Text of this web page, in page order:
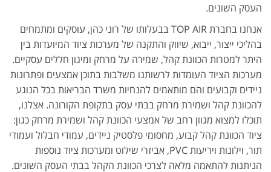
העסק השונים.
אנחנו בחברת TOP AIR בבעלותו של רוני כהן, עוסקים ומתמחים
בהליכי ייצור, ייבוא, שיווק והתקנה של מערכות ציוד המיועדות בין
היתר למטרות הכוונת קהל, שמירה על מרחק ומיגון חללים עסקיים.
מערכות הציוד העומדות לרשותנו משלבות בתוכן אמצעים ופתרונות
ניידים וקבועים והם מותאמים להנחיות משרד הבריאות בכל הנוגע
להכוונת קהל ושמירת מרחק בבתי עסק בתקופת הקורונה. אצלנו,
תוכלו למצוא מגוון רחב של אמצעי הכוונת קהל ושמירת מרחק כגון:
ציוד הכוונת קהל קבוע, מחסומי פלסטיק ניידים, עמודי חבלול ועמודי
תור, וילונות ויריעות PVC, אביזרי שילוט ומערכות ציוד נוספות
הניתנות להתאמה מלאה לצרכי הכוונת הקהל בבתי העסק השונים.